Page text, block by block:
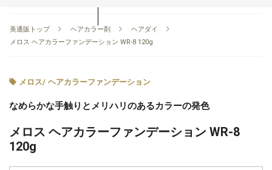
美通販トップ ヘアカラー剤
ヘアダイ
メロス ヘアカラーファンデーション WR-8 120g
メロス/ ヘアカラーファンデーション
なめらかな手触りとメリハリのあるカラーの発色
メロス ヘアカラーファンデーション WR-8
120g